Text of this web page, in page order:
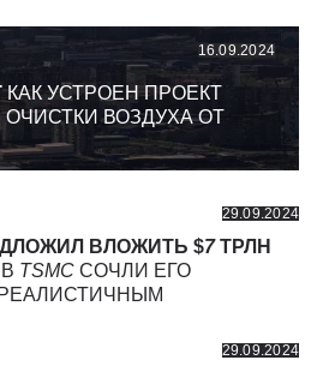
16.09.2024
КАК УСТРОЕН ПРОЕКТ
ВОЗДУХА ОТ
29.09.2024
ВЛОЖИТЬ $7ТРЛН
В TSMC СОЧЛИ ЕГО
29.09.2024